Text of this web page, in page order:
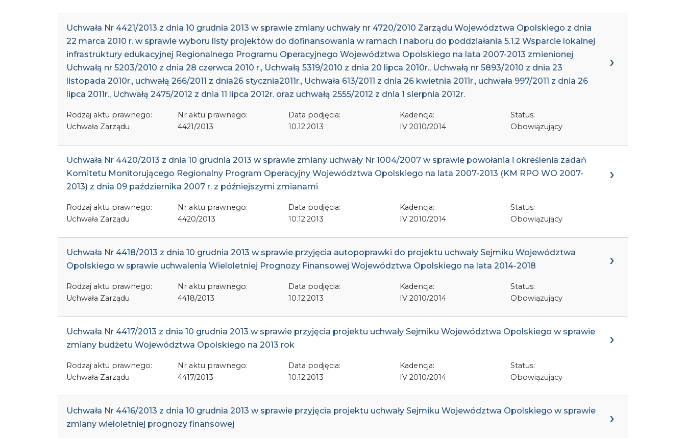
Uchwała Nr 4421/2013 z dnia 10 grudnia 2013 w sprawie zmiany uchwały nr 4720/2010 Zarządu Województwa Opolskiego z dnia
22 marca 2010 r. w sprawie wyboru listy projektów do dofinansowania w ramach I naboru do poddziałania 5.1.2 Wsparcie lokalnej
infrastruktury edukacyjnej Regionalnego Programu Operacyjnego Województwa Opolskiego na lata 2007-2013 zmienionej
Uchwałą nr 5203/2010 z dnia 28 czerwca 2010 r., Uchwałą 5319/2010 z dnia 20 lipca 2010r., Uchwałą nr 5893/2010 z dnia 23
listopada 2010r., uchwałą 266/2011 z dnia26 stycznia2011r., Uchwała 613/2011 z dnia 26 kwietnia 2011r., uchwała 997/2011 z dnia 26
lipca 2011r., Uchwałą 2475/2012 z dnia 11 lipca 2012r. oraz uchwałą 2555/2012 z dnia 1 sierpnia 2012r.
Rodzaj aktu prawnego:
Uchwała Zarządu
Nr aktu prawnego:
4421/2013
Data podjęcia:
10.12.2013
Kadencja:
IV 2010/2014
Status:
Obowiązujący
Uchwała Nr 4420/2013 z dnia 10 grudnia 2013 w sprawie zmiany uchwały Nr 1004/2007 w sprawie powołania i określenia zadań
Komitetu Monitorującego Regionalny Program Operacyjny Województwa Opolskiego na lata 2007-2013 (KM RPO WO 2007-
2013) z dnia 09 października 2007 r. z późniejszymi zmianami
Rodzaj aktu prawnego:
Uchwała Zarządu
Nr aktu prawnego:
4420/2013
Data podjęcia:
10.12.2013
Kadencja:
IV 2010/2014
Status:
Obowiązujący
Uchwała Nr 4418/2013 z dnia 10 grudnia 2013 w sprawie przyjęcia autopoprawki do projektu uchwały Sejmiku Województwa
Opolskiego w sprawie uchwalenia Wieloletniej Prognozy Finansowej Województwa Opolskiego na lata 2014-2018
Rodzaj aktu prawnego:
Uchwała Zarządu
Nr aktu prawnego:
4418/2013
Data podjęcia:
10.12.2013
Kadencja:
IV 2010/2014
Status:
Obowiązujący
Uchwała Nr 4417/2013 z dnia 10 grudnia 2013 w sprawie przyjęcia projektu uchwały Sejmiku Województwa Opolskiego w sprawie
zmiany budżetu Województwa Opolskiego na 2013 rok
Rodzaj aktu prawnego:
Uchwała Zarządu
Nr aktu prawnego:
4417/2013
Data podjęcia:
10.12.2013
Kadencja:
IV 2010/2014
Status:
Obowiązujący
Uchwała Nr 4416/2013 z dnia 10 grudnia 2013 w sprawie przyjęcia projektu uchwały Sejmiku Województwa Opolskiego w sprawie
zmiany wieloletniej prognozy finansowej